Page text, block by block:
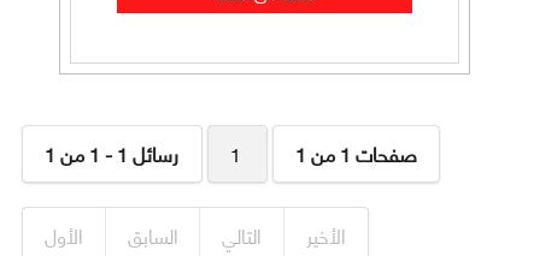
رسائل 1 - 1 من 1 1 صفحات 1 من 1
الأول السابق التالي الأخير